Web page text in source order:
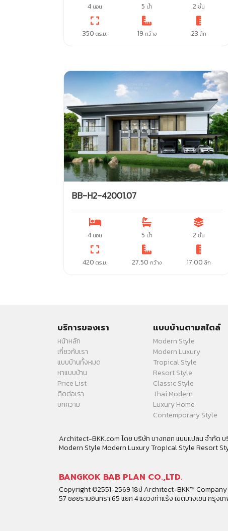
4 นอน 5 น้ำ 2 ชั้น
350ตร.ม. 19 กว้าง 23ลึก
BB-H2-42001.07
4 นอน 5 น้ำ 2 ชั้น
420ตร.ม. 27.50กว้าง 17.00ลึก
บริการของเรา
หน้าหลัก
เกี่ยวกับเรา
แบบบ้านทั้งหมด
หาแบบบ้าน
Price List
ติดต่อเรา
บทความ
แบบบ้านตามสไตล์
Modern Style
Modern Luxury
Tropical Style
Resort Style
Classic Style
Thai Modern
Luxury Home
Contemporary Style
Architect-BKK.com โดย บริษัท บางกอก แบบแปลน จำกัด
Modern Style Modern Luxury Tropical Style Resort
BANGKOK BAB PLAN CO.,LTD.
Copyright ©2551-2569 18ปี Architect-BKK™
57 ซอยรามอินทรา 65 แยก 4 แขวงท่าแร้ง เขตบางเขน กรุงเ